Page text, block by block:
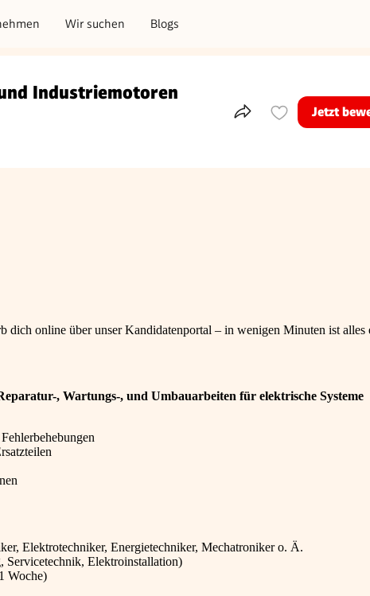
Wir suchen Blogs
Industriemotoren
Teile dieses Inserat
Jetzt
online über unser Kandidatenportal – in wenigen Minuten ist alles
, Wartungs-, und Umbauarbeiten für elektrische Systeme
Elektrotechniker, Energietechniker, Mechatroniker o. Ä.
Servicetechnik, Elektroinstallation)
Woche)